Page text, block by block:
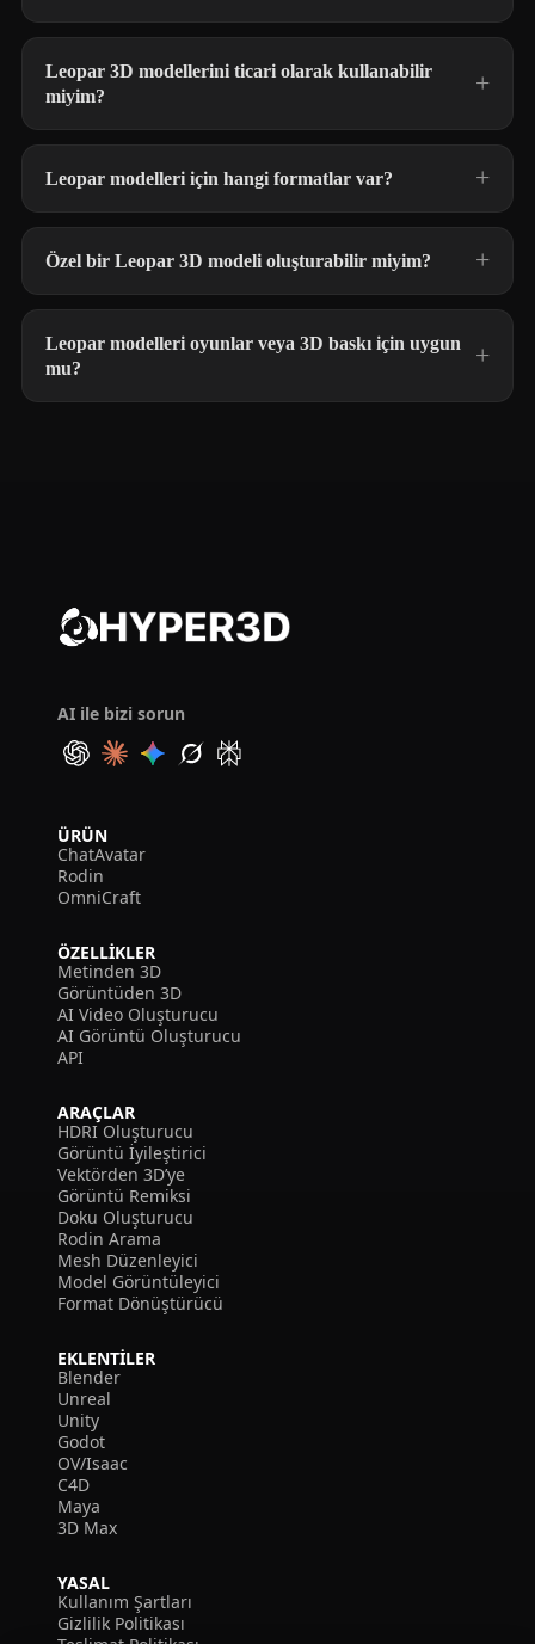
Leopar 3D modellerini ticari olarak kullanabilir
miyim?
Leopar modelleri için hangi formatlar var?
Özel bir Leopar 3D modeli oluşturabilir miyim?
Leopar modelleri oyunlar veya 3D baskı için uygun
mu?
AI ile bizi sorun
ÜRÜN
ChatAvatar
Rodin
OmniCraft
ÖZELLIKLER
Metinden 3D
Görüntüden 3D
AI Video Oluşturucu
AI Görüntü Oluşturucu
API
ARAÇLAR
HDRI Oluşturucu
Görüntü İyileştirici
Vektörden 3D’ye
Görüntü Remiksi
Doku Oluşturucu
Rodin Arama
Mesh Düzenleyici
Model Görüntüleyici
Format Dönüştürücü
EKLENTILER
Blender
Unreal
Unity
Godot
OV/Isaac
C4D
Maya
3D Max
YASAL
Kullanım Şartları
Gizlilik Politikası